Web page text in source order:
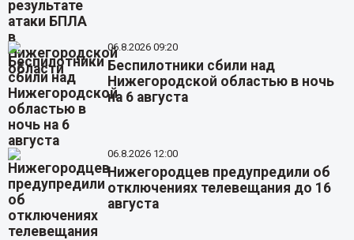
06.8.2026 09:20
Беспилотники сбили над
Нижегородской областью в ночь
на 6 августа
06.8.2026 12:00
Нижегородцев предупредили об
отключениях телевещания до 16
августа